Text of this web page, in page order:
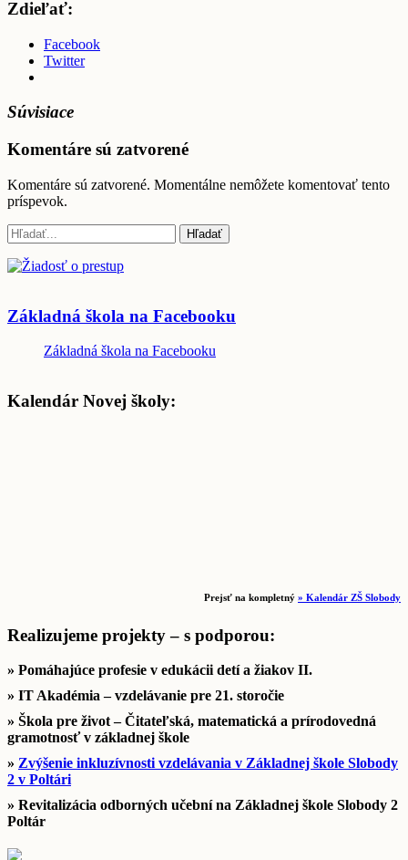
Zdieľať:
Facebook
Twitter
Súvisiace
Komentáre sú zatvorené
Komentáre sú zatvorené. Momentálne nemôžete komentovať tento
príspevok.
Základná škola na Facebooku
Základná škola na Facebooku
Kalendár Novej školy:
Prejsť na kompletný » Kalendár ZŠ Slobody
Realizujeme projekty – s podporou:
» Pomáhajúce profesie v edukácii detí a žiakov II.
» IT Akadémia – vzdelávanie pre 21. storočie
» Škola pre život – Čitateľská, matematická a prírodovedná
gramotnosť v základnej škole
» Zvýšenie inkluzívnosti vzdelávania v Základnej škole Slobody
2 v Poltári
» Revitalizácia odborných učební na Základnej škole Slobody 2
Poltár